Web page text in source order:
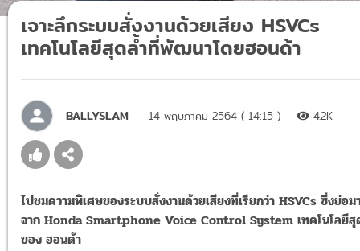
เจาะลึกระบบสั่งงานด้วยเสียง HSVCs
เทคโนโลยีสุดล้ำที่พัฒนาโดยฮอนด้า
BALLYSLAM 14 พฤษภาคม 2564 ( 14:15 ) 4.2K
ไปชมความพิเศษของระบบสั่งงานด้วยเสียงที่เรียกว่า HSVCs ซี่งย่อม
จาก Honda Smartphone Voice Control System เทคโนโลยีสุ
ของ ฮอนด้า